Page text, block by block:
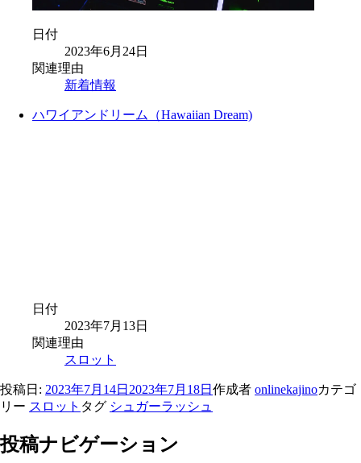
日付
2023年6月24日
関連理由
新着情報
ハワイアンドリーム（Hawaiian Dream)
日付
2023年7月13日
関連理由
スロット
投稿日: 2023年7月14日 2023年7月18日 作成者 onlinekajinoカテゴ
リー スロット タグ シュガーラッシュ
投稿ナビゲーション